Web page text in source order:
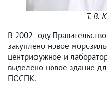
Т. В.
В 2002 году
закуплено новое
центрифужное и
выделено новое здание
ПОСПК.